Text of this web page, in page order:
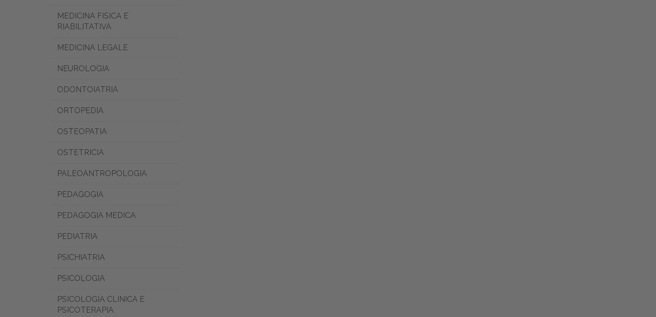
MEDICINA FISICA E
RIABILITATIVA
MEDICINA LEGALE
NEUROLOGIA
ODONTOIATRIA
ORTOPEDIA
OSTEOPATIA
OSTETRICIA
PALEOANTROPOLOGIA
PEDAGOGIA
PEDAGOGIA MEDICA
PEDIATRIA
PSICHIATRIA
PSICOLOGIA
PSICOLOGIA CLINICA E
PSICOTERAPIA